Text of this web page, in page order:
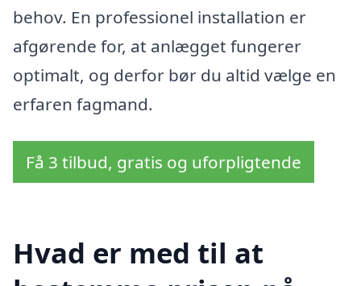
behov. En professionel installation er
afgørende for, at anlægget fungerer
optimalt, og derfor bør du altid vælge en
erfaren fagmand.
Få 3 tilbud, gratis og uforpligtende
Hvad er med til at